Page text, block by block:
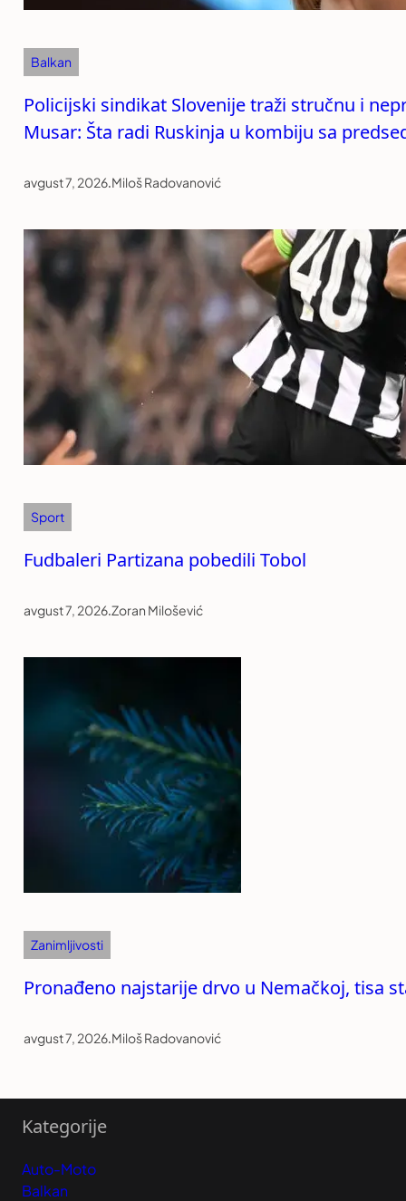
Balkan
Policijski sindikat Slovenije traži stručnu i
Musar: Šta radi Ruskinja u kombiju sa
avgust 7, 2026.Miloš Radovanović
Sport
Fudbaleri Partizana pobedili Tobol
avgust 7, 2026.Zoran Milošević
Zanimljivosti
Pronađeno najstarije drvo u Nemačkoj, tisa
avgust 7, 2026.Miloš Radovanović
Kategorije
Auto-Moto
Balkan